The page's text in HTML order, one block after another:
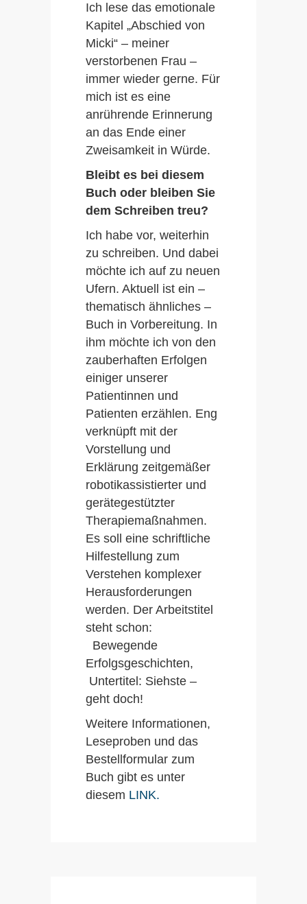
Ich lese das emotionale
Kapitel „Abschied von
Micki“ – meiner
verstorbenen Frau –
immer wieder gerne. Für
mich ist es eine
anrührende Erinnerung
an das Ende einer
Zweisamkeit in Würde.
Bleibt es bei diesem
Buch oder bleiben Sie
dem Schreiben treu?
Ich habe vor, weiterhin
zu schreiben. Und dabei
möchte ich auf zu neuen
Ufern. Aktuell ist ein –
thematisch ähnliches –
Buch in Vorbereitung. In
ihm möchte ich von den
zauberhaften Erfolgen
einiger unserer
Patientinnen und
Patienten erzählen. Eng
verknüpft mit der
Vorstellung und
Erklärung zeitgemäßer
robotikassistierter und
gerätegestützter
Therapiemaßnahmen.
Es soll eine schriftliche
Hilfestellung zum
Verstehen komplexer
Herausforderungen
werden. Der Arbeitstitel
steht schon:
Bewegende
Erfolgsgeschichten,
Untertitel: Siehste –
geht doch!
Weitere Informationen,
Leseproben und das
Bestellformular zum
Buch gibt es unter
diesem LINK.